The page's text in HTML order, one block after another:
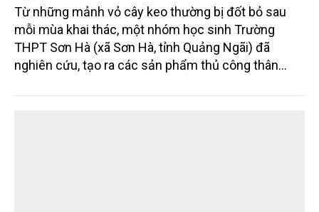
Từ những mảnh vỏ cây keo thường bị đốt bỏ sau
mỗi mùa khai thác, một nhóm học sinh Trường
THPT Sơn Hà (xã Sơn Hà, tỉnh Quảng Ngãi) đã
nghiên cứu, tạo ra các sản phẩm thủ công thân
lâm nghiệp, dự án còn mở ra hướng đi mới cho mô